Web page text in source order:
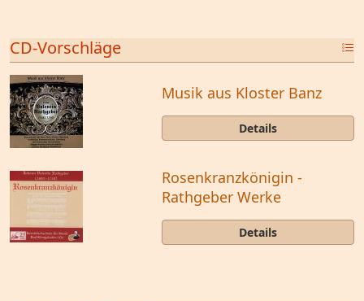
CD-Vorschläge
Musik aus Kloster Banz
Details
Rosenkranzkönigin -
Rathgeber Werke
Details